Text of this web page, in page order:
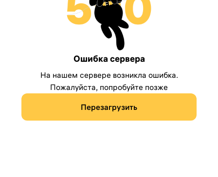
Ошибка сервера
На нашем сервере возникла ошибка.
Пожалуйста, попробуйте позже
Перезагрузить